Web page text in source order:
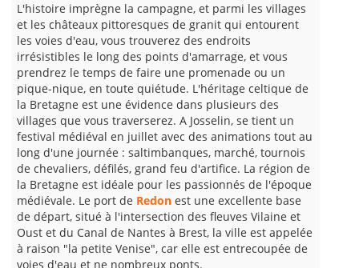
L'histoire imprègne la campagne, et parmi les villages
et les châteaux pittoresques de granit qui entourent
les voies d'eau, vous trouverez des endroits
irrésistibles le long des points d'amarrage, et vous
prendrez le temps de faire une promenade ou un
pique-nique, en toute quiétude. L'héritage celtique de
la Bretagne est une évidence dans plusieurs des
villages que vous traverserez. A Josselin, se tient un
festival médiéval en juillet avec des animations tout au
long d'une journée : saltimbanques, marché, tournois
de chevaliers, défilés, grand feu d'artifice. La région de
la Bretagne est idéale pour les passionnés de l'époque
médiévale. Le port de Redon est une excellente base
de départ, situé à l'intersection des fleuves Vilaine et
Oust et du Canal de Nantes à Brest, la ville est appelée
à raison "la petite Venise", car elle est entrecoupée de
voies d'eau et ne nombreux ponts.